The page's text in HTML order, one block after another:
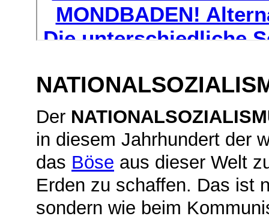
Der
in diesem Jahrhundert der
das Böse aus dieser Welt
Erden zu schaffen. Das ist
sondern wie beim